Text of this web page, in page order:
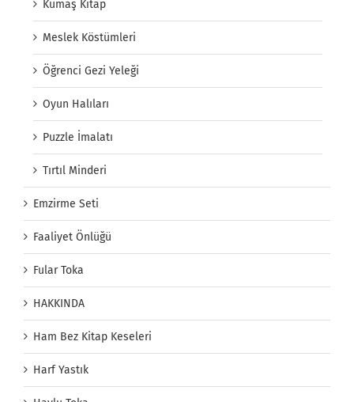
Kumaş Kitap
Meslek Köstümleri
Öğrenci Gezi Yeleği
Oyun Halıları
Puzzle İmalatı
Tırtıl Minderi
Emzirme Seti
Faaliyet Önlüğü
Fular Toka
HAKKINDA
Ham Bez Kitap Keseleri
Harf Yastık